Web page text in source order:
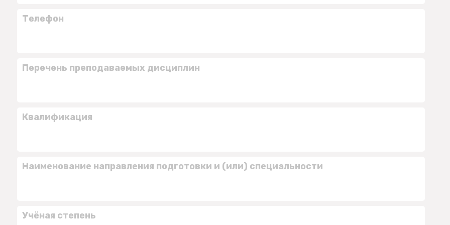
Телефон
Перечень преподаваемых дисциплин
Квалификация
Наименование направления подготовки и (или) специальности
Учёная степень